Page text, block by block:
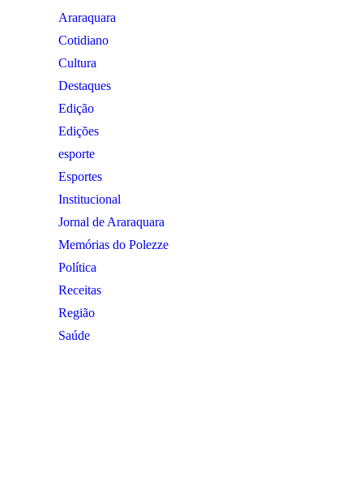
Araraquara
Cotidiano
Cultura
Destaques
Edição
Edições
esporte
Esportes
Institucional
Jornal de Araraquara
Memórias do Polezze
Política
Receitas
Região
Saúde